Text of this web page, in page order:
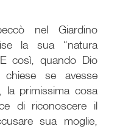
nel Giardino
la sua “natura
così, quando Dio
se avesse
la primissima cosa
di riconoscere il
sua moglie,